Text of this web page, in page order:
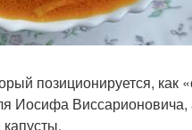
позиционируется, как
Иосифа